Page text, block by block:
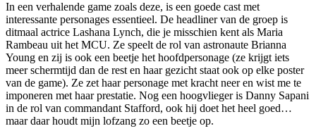
In een verhalende game zoals deze, is een goede cast met
interessante personages essentieel. De headliner van de groep is
ditmaal actrice Lashana Lynch, die je misschien kent als Maria
Rambeau uit het MCU. Ze speelt de rol van astronaute Brianna
Young en zij is ook een beetje het hoofdpersonage (ze krijgt iets
meer schermtijd dan de rest en haar gezicht staat ook op elke poster
van de game). Ze zet haar personage met kracht neer en wist me te
imponeren met haar prestatie. Nog een hoogvlieger is Danny Sapani
in de rol van commandant Stafford, ook hij doet het heel goed…
maar daar houdt mijn lofzang zo een beetje op.